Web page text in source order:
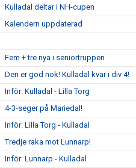
Kulladal deltar i NH-cupen
Kalendern uppdaterad
Fem + tre nya i seniortruppen
Den er god nok! Kulladal kvar i div 4!
Inför: Kulladal - Lilla Torg
4-3-seger på Mariedal!
Inför: Lilla Torg - Kulladal
Tredje raka mot Lunnarp!
Inför: Lunnarp - Kulladal